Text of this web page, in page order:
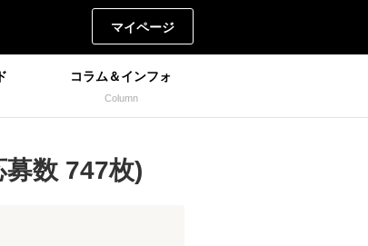
マイページ
コラム＆インフォ
Column
数 747枚)